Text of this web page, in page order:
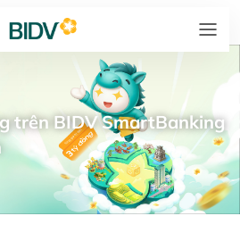
trên BIDV SmartBanking